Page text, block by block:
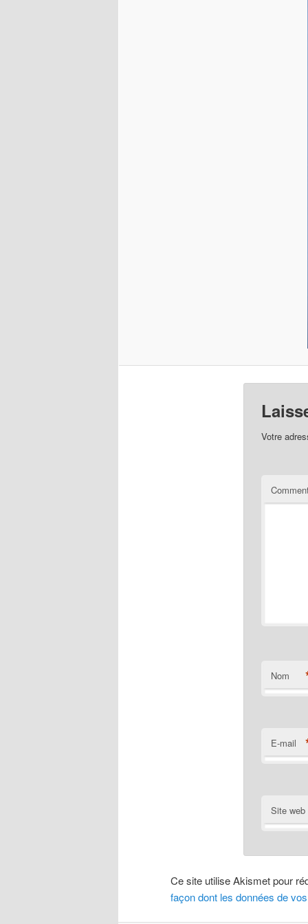
Votre
Nom
E-mail
Site web
Ce site utilise Akismet pour
façon dont les données de